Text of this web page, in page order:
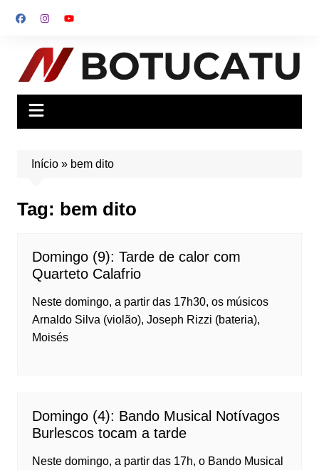
para
conteúdo
Início» bem dito
Tag: bem dito
Domingo (9): Tarde de calor com
Quarteto Calafrio
Neste domingo, a partir das 17h30, os músicos
Arnaldo Silva (violão), Joseph Rizzi (bateria),
Moisés
Domingo (4): Bando Musical Notívagos
Burlescos tocam a tarde
Neste domingo, a partir das 17h, o Bando Musical